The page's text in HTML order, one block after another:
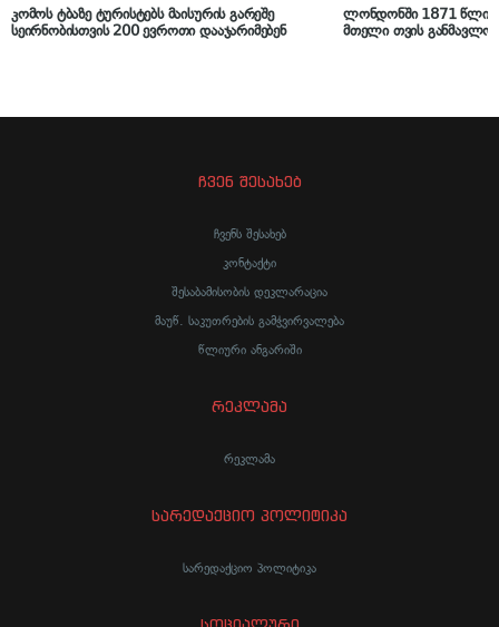
კომოს ტბაზე ტურისტებს მაისურის გარეშე
სეირნობისთვის 200 ევროთი დააჯარიმებენ
ლონდონში 1871 წლის
მთელი თვის
ჩვენ შესახებ
ჩვენს შესახებ
კონტაქტი
შესაბამისობის დეკლარაცია
მაუწ. საკუთრების გამჭვირვალება
წლიური ანგარიში
რეკლამა
რეკლამა
სარედაქციო პოლიტიკა
სარედაქციო პოლიტიკა